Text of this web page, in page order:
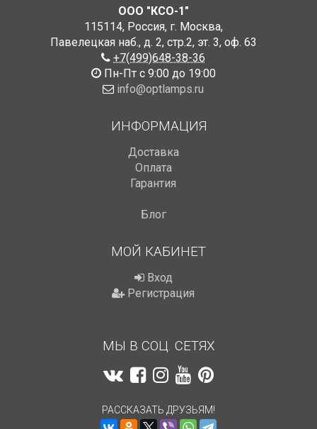
ООО "КСО-1"
115114, Россия, г. Москва,
Павелецкая наб., д. 2, стр.2, эт. 3, оф. 63
+7(499)648-38-36
Пн-Пт с 9:00 до 19:00
info@optlamps.ru
ИНФОРМАЦИЯ
Доставка
Оплата
Гарантия
Блог
МОЙ КАБИНЕТ
Вход
Регистрация
МЫ В СОЦ. СЕТЯХ
РАССКАЗАТЬ ДРУЗЬЯМ!